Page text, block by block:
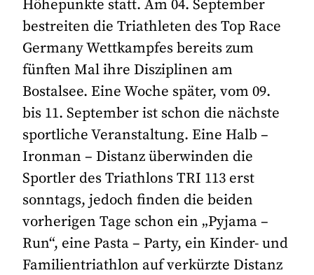
Höhepunkte statt. Am 04. September
bestreiten die Triathleten des Top Race
Germany Wettkampfes bereits zum
fünften Mal ihre Disziplinen am
Bostalsee. Eine Woche später, vom 09.
bis 11. September ist schon die nächste
sportliche Veranstaltung. Eine Halb –
Ironman – Distanz überwinden die
Sportler des Triathlons TRI 113 erst
sonntags, jedoch finden die beiden
vorherigen Tage schon ein „Pyjama –
Run“, eine Pasta – Party, ein Kinder- und
Familientriathlon auf verkürzte Distanz